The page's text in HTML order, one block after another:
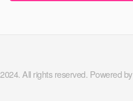
2024. All rights reserved. Powered by